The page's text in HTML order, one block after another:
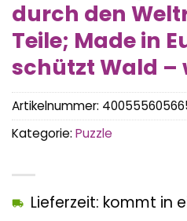
durch den
Teile; Made in
schützt Wald –
Lieferzeit: kommt in
Artikelnummer:
Kategorie: Puzzle